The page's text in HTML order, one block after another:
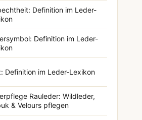
Definition im Leder-
Definition im Leder-
Definition im Leder-Lexikon
Rauleder: Wildleder,
& Velours pflegen